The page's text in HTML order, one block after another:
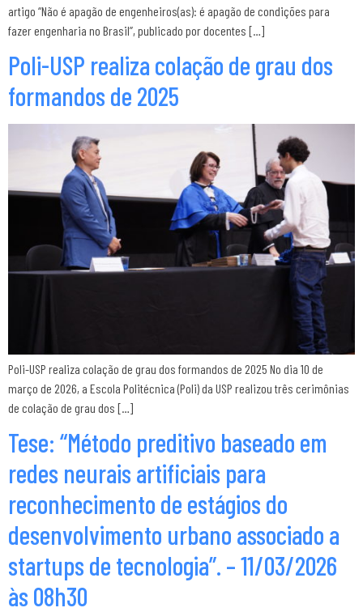
artigo “Não é apagão de engenheiros(as): é apagão de condições para
fazer engenharia no Brasil”, publicado por docentes […]
Poli-USP realiza colação de grau dos
formandos de 2025
Poli-USP realiza colação de grau dos formandos de 2025 No dia 10 de
março de 2026, a Escola Politécnica (Poli) da USP realizou três cerimônias
de colação de grau dos […]
Tese: “Método preditivo baseado em
redes neurais artificiais para
reconhecimento de estágios do
desenvolvimento urbano associado a
startups de tecnologia”. – 11/03/2026
às 08h30